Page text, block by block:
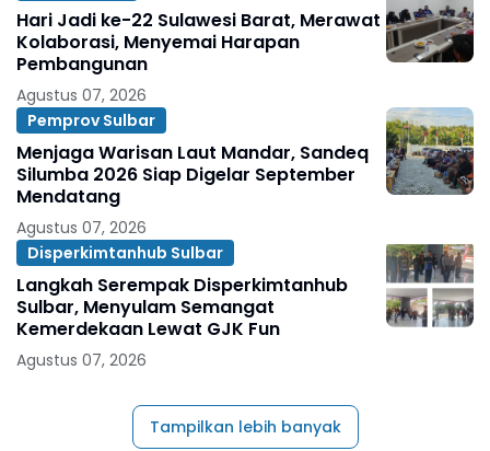
Hari Jadi ke-22 Sulawesi Barat, Merawat
Kolaborasi, Menyemai Harapan
Pembangunan
Agustus 07, 2026
Pemprov Sulbar
Menjaga Warisan Laut Mandar, Sandeq
Silumba 2026 Siap Digelar September
Mendatang
Agustus 07, 2026
Disperkimtanhub Sulbar
Langkah Serempak Disperkimtanhub
Sulbar, Menyulam Semangat
Kemerdekaan Lewat GJK Fun
Agustus 07, 2026
Tampilkan lebih banyak